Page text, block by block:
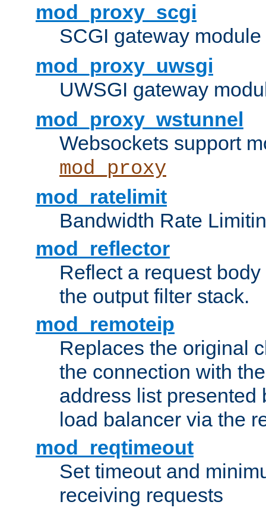
mod_proxy_scgi
SCGI gateway
mod_proxy_uwsgi
UWSGI gateway
mod_proxy_wstunnel
Websockets support
mod_proxy
mod_ratelimit
Bandwidth Rate
mod_reflector
Reflect a request
the output filter stack.
mod_remoteip
Replaces the original
the connection with
address list presented
load balancer via the
mod_reqtimeout
Set timeout and
receiving requests